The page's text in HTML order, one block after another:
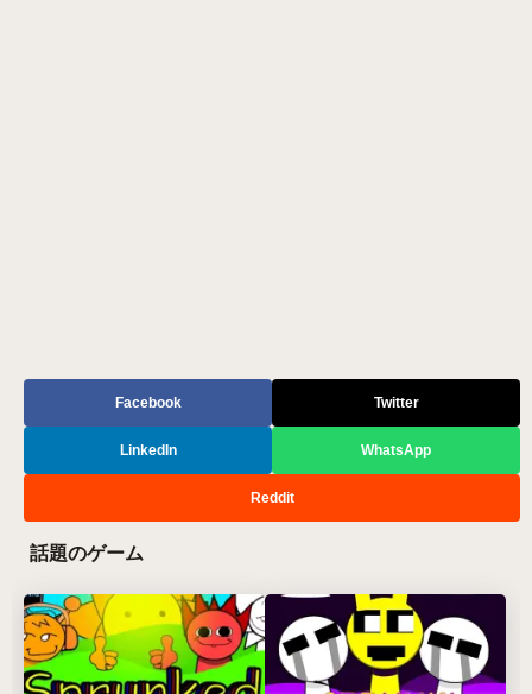
Facebook Twitter
LinkedIn WhatsApp
Reddit
話題のゲーム